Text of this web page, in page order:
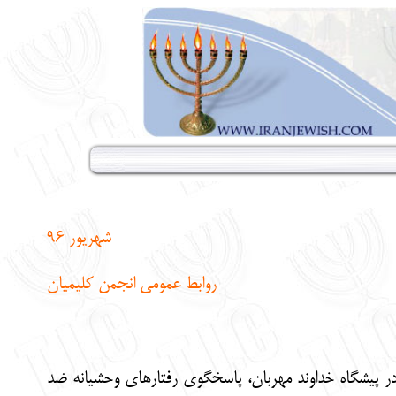
شهریور 96
روابط عمومی انجمن کلیمیان
پیشگاه خداوند مهربان، پاسخگوی رفتارهای وحشیانه ضد